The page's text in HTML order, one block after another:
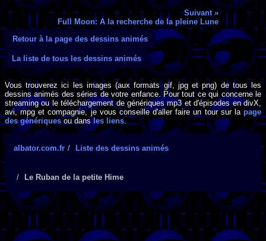
Suivant »
Full Moon: A la recherche de la pleine Lune
Retour à la page des dessins animés
La liste de tous les dessins animés
Vous trouverez ici les images (aux formats gif, jpg et png) de tous les
dessins animés des séries de votre enfance. Pour tout ce qui concerne le
streaming ou le téléchargement de génériques mp3 et d'épisodes en divX,
avi, mpg et compagnie, je vous conseille d'aller faire un tour sur la page
des génériquesou dansles liens.
albator.com.fr Liste des dessins animés
Le Ruban de la petite Hime